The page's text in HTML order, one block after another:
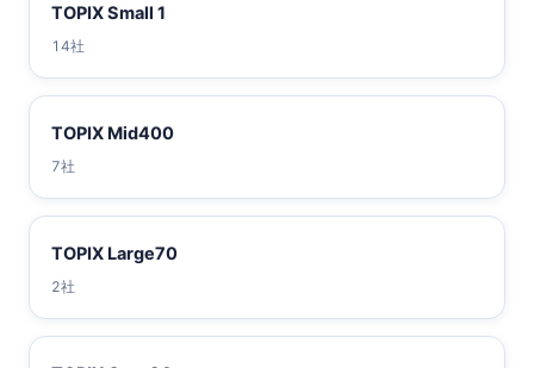
TOPIX Small 1
14社
TOPIX Mid400
7社
TOPIX Large70
2社